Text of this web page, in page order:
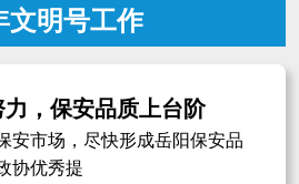
文明号工作
，保安品质上台阶
安市场，尽快形成岳阳保安品
协优秀提